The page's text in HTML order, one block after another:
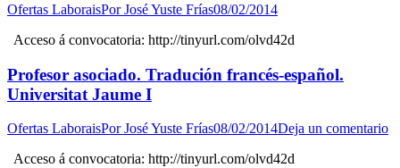
Ofertas LaboraisPorJosé Yuste Frías08/02/2014
Acceso á convocatoria: http://tinyurl.com/olvd42d
Profesor asociado. Tradución francés-español.
Universitat Jaume I
Ofertas LaboraisPorJosé Yuste Frías08/02/2014Deja un comentario
Acceso á convocatoria: http://tinyurl.com/olvd42d